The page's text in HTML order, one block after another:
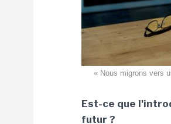
« Nous migrons vers
Est-ce que
futur ?